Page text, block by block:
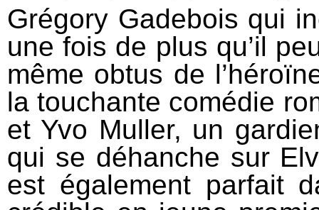
Grégory Gadebois qui
une fois de plus qu’il
même obtus de
la touchante comédie
et Yvo Muller, un
qui se déhanche sur
est également parfait